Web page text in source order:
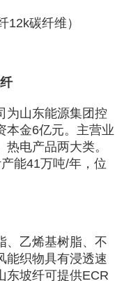
12k碳纤维）
为山东能源集团控
本金6亿元。主营业
电产品两大类。
能41万吨/年，位
、乙烯基树脂、不
能织物具有浸透速
东坡纤可提供ECR